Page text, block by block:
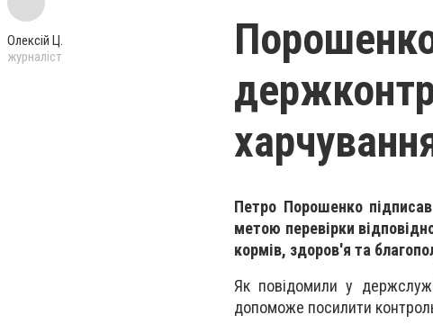
Олексій Ц.
журналіст
Петро Порошенко
метою перевірки
кормів, здоров'я та
Як повідомили у
допоможе посилити